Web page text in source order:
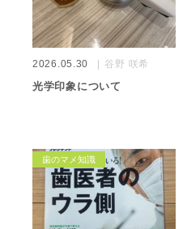
2026.05.30 谷野 咲希
光学印象について
歯のマメ知識